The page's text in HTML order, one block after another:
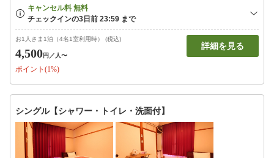
お1人さま1泊（4名1室利用時） (税込)
4,500円 ／人〜
ポイント(1%)
詳細を見る
シングル【シャワー・トイレ・洗面付】